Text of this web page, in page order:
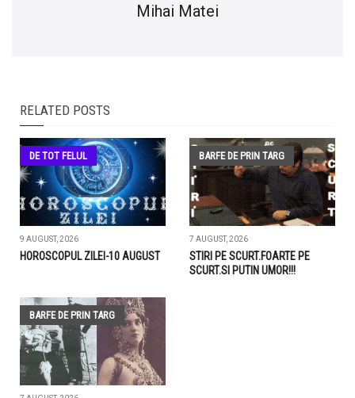
Mihai Matei
RELATED POSTS
DE TOT FELUL
9 AUGUST, 2026
HOROSCOPUL ZILEI-10 AUGUST
BARFE DE PRIN TARG
7 AUGUST, 2026
STIRI PE SCURT.FOARTE PE
SCURT.SI PUTIN UMOR!!!
BARFE DE PRIN TARG